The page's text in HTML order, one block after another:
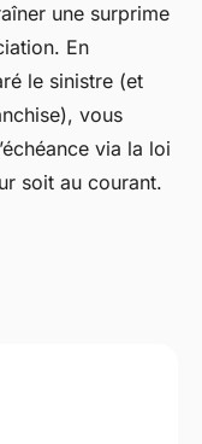
une surprime
En
le sinistre (et
vous
via la loi
soit au courant.